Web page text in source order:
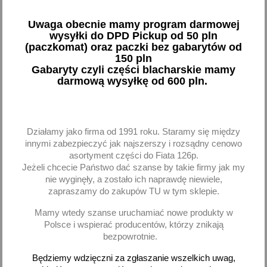
Gąbka polerska 150 mm
na gwint M.14 średnio -
miękka - żółta
Gąbka polerska MINI na
gwint M.14 średnia -
pomarańczowa
15,45 zł brutto
favorite_border
Uwaga obecnie mamy program darmowej
wysyłki do DPD Pickup od 50 pln
(paczkomat) oraz paczki bez gabarytów od
150 pln
Gabaryty czyli części blacharskie mamy
darmową wysyłkę od 600 pln.
Działamy jako firma od 1991 roku. Staramy się między
innymi zabezpieczyć jak najszerszy i rozsądny cenowo
asortyment części do Fiata 126p.
Jeżeli chcecie Państwo dać szanse by takie firmy jak my
nie wyginęły, a zostało ich naprawdę niewiele,
zapraszamy do zakupów TU w tym sklepie.
Mamy wtedy szanse uruchamiać nowe produkty w
Polsce i wspierać producentów, którzy znikają
bezpowrotnie.
Będziemy wdzięczni za zgłaszanie wszelkich uwag,